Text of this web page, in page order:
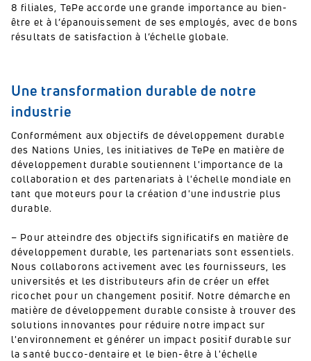
8 filiales, TePe accorde une grande importance au bien-
être et à l’épanouissement de ses employés, avec de bons
résultats de satisfaction à l’échelle globale.
Une transformation durable de notre
industrie
Conformément aux objectifs de développement durable
des Nations Unies, les initiatives de TePe en matière de
développement durable soutiennent l'importance de la
collaboration et des partenariats à l'échelle mondiale en
tant que moteurs pour la création d'une industrie plus
durable.
– Pour atteindre des objectifs significatifs en matière de
développement durable, les partenariats sont essentiels.
Nous collaborons activement avec les fournisseurs, les
universités et les distributeurs afin de créer un effet
ricochet pour un changement positif. Notre démarche en
matière de développement durable consiste à trouver des
solutions innovantes pour réduire notre impact sur
l'environnement et générer un impact positif durable sur
la santé bucco-dentaire et le bien-être à l'échelle